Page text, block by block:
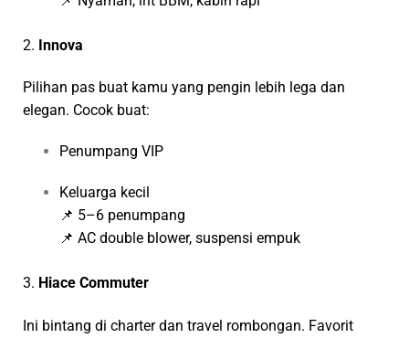
2. Innova
Pilihan pas buat kamu yang pengin lebih lega dan
elegan. Cocok buat:
Penumpang VIP
Keluarga kecil
📌 5–6 penumpang
📌 AC double blower, suspensi empuk
3. Hiace Commuter
Ini bintang di charter dan travel rombongan. Favorit